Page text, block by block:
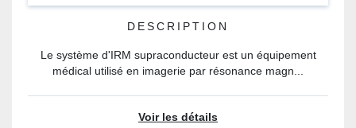
DESCRIPTION
Le système d'IRM supraconducteur est un équipement
médical utilisé en imagerie par résonance magn...
Voir les détails